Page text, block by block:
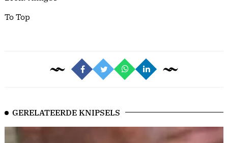
To Top
GERELATEERDE KNIPSELS